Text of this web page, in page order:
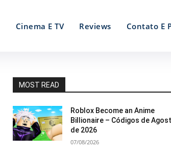
Cinema E TV Reviews Contato E
MOST READ
Roblox Become an Anime
Billionaire – Códigos de
de 2026
07/08/2026